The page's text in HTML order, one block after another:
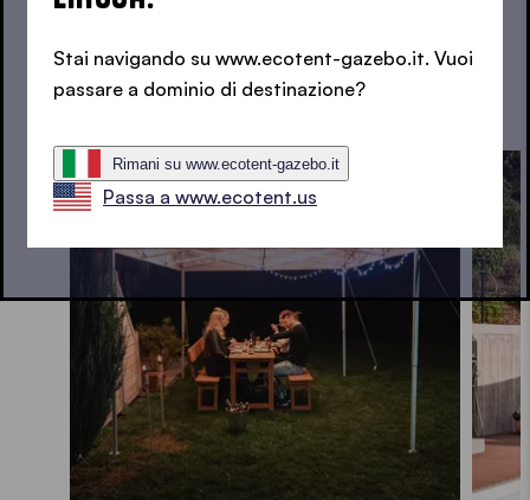
Stai navigando su www.ecotent-gazebo.it. Vuoi
passare a dominio di destinazione?
Rimani su www.ecotent-gazebo.it
Passa a www.ecotent.us